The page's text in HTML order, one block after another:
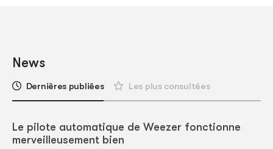
News
Dernières publiées Les plus consultées
Le pilote automatique de Weezer fonctionne
merveilleusement bien